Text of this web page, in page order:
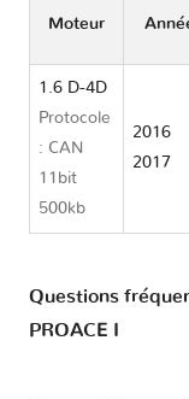
Moteur
1.6 D-4D
Protocole
: CAN
11bit
500kb
2016
2017
Questions
PROACE I